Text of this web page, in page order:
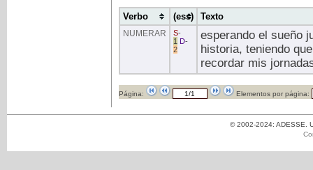
Verbo (ess) Texto
NUMERAR S-
1
D-
2
esperando el sueño
historia, teniendo
recordar mis
Página: Elementos por página:
© 2002-2024: ADESSE.